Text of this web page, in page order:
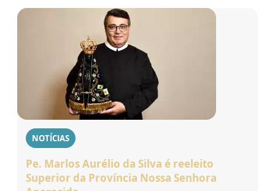
NOTÍCIAS
Pe. Marlos Aurélio da Silva é reeleito
Superior da Província Nossa Senhora